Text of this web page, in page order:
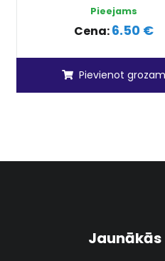
Pieejams
Cena:6.50 €
Pievienot grozam
Jaunākās